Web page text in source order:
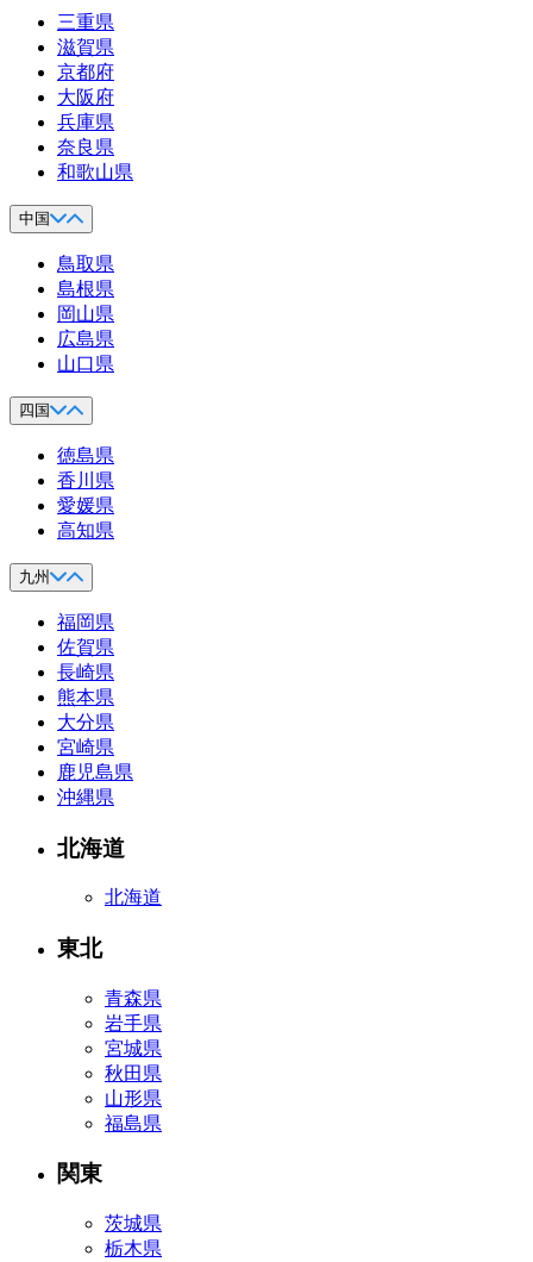
三重県
滋賀県
京都府
大阪府
兵庫県
奈良県
和歌山県
中国
鳥取県
島根県
岡山県
広島県
山口県
四国
徳島県
香川県
愛媛県
高知県
九州
福岡県
佐賀県
長崎県
熊本県
大分県
宮崎県
鹿児島県
沖縄県
北海道
北海道
東北
青森県
岩手県
宮城県
秋田県
山形県
福島県
関東
茨城県
栃木県